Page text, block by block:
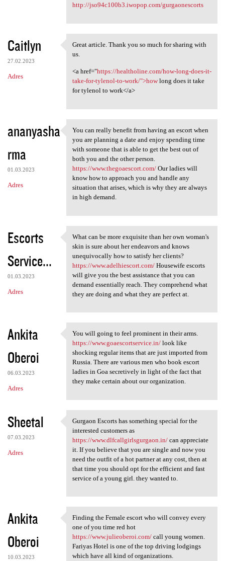
http://jso94c100b3.iwopop.com/gurgaonescorts
Caitlyn
27.02.2023
Adres
Great article. Thank you so
Great article. Thank you so much for sharing with
us.
<a href="https://healtholine.com/how-long-does-it-
take-for-tylenol-to-work/">howlong does it take
for tylenol to work</a>
ananyasha
rma
01.03.2023
Adres
You can really benefit from
You can really benefit from having an escort when
you are planning a date and enjoy spending time
with someone that is able to get the best out of
both you and the other person.
https://www.thegoaescort.com/Our ladies will
know how to approach you and handle any
situation that arises, which is why they are always
in high demand.
Escorts
Service...
01.03.2023
Adres
What can be more exquisite
What can be more exquisite than her own woman's
skin is sure about her endeavors and knows
unequivocally how to satisfy her clients?
https://www.adelhiescort.com/Housewife escorts
will give you the best assistance that you can
demand essentially reach. They comprehend what
they are doing and what they are perfect at.
Ankita
Oberoi
06.03.2023
Adres
You will going to feel
You will going to feel prominent in their arms.
https://www.goaescortservice.in/look like
shocking regular items that are just imported from
Russia. There are various men who book escort
ladies in Goa secretively in light of the fact that
they make certain about our organization.
Sheetal
07.03.2023
Adres
Gurgaon Escorts has something
Gurgaon Escorts has something special for the
interested customers as
https://www.dlfcallgirlsgurgaon.in/can appreciate
it. If you believe that you are single and now you
need the outfit of a hot partner at any cost, then at
that time you should opt for the efficient and fast
service of a young girl. they wanted to.
Ankita
Oberoi
10.03.2023
Finding the Female escort who
Finding the Female escort who will convey every
one of you time red hot
https://www.julieoberoi.com/call young women.
Fariyas Hotel is one of the top driving lodgings
which have all kind of organizations.